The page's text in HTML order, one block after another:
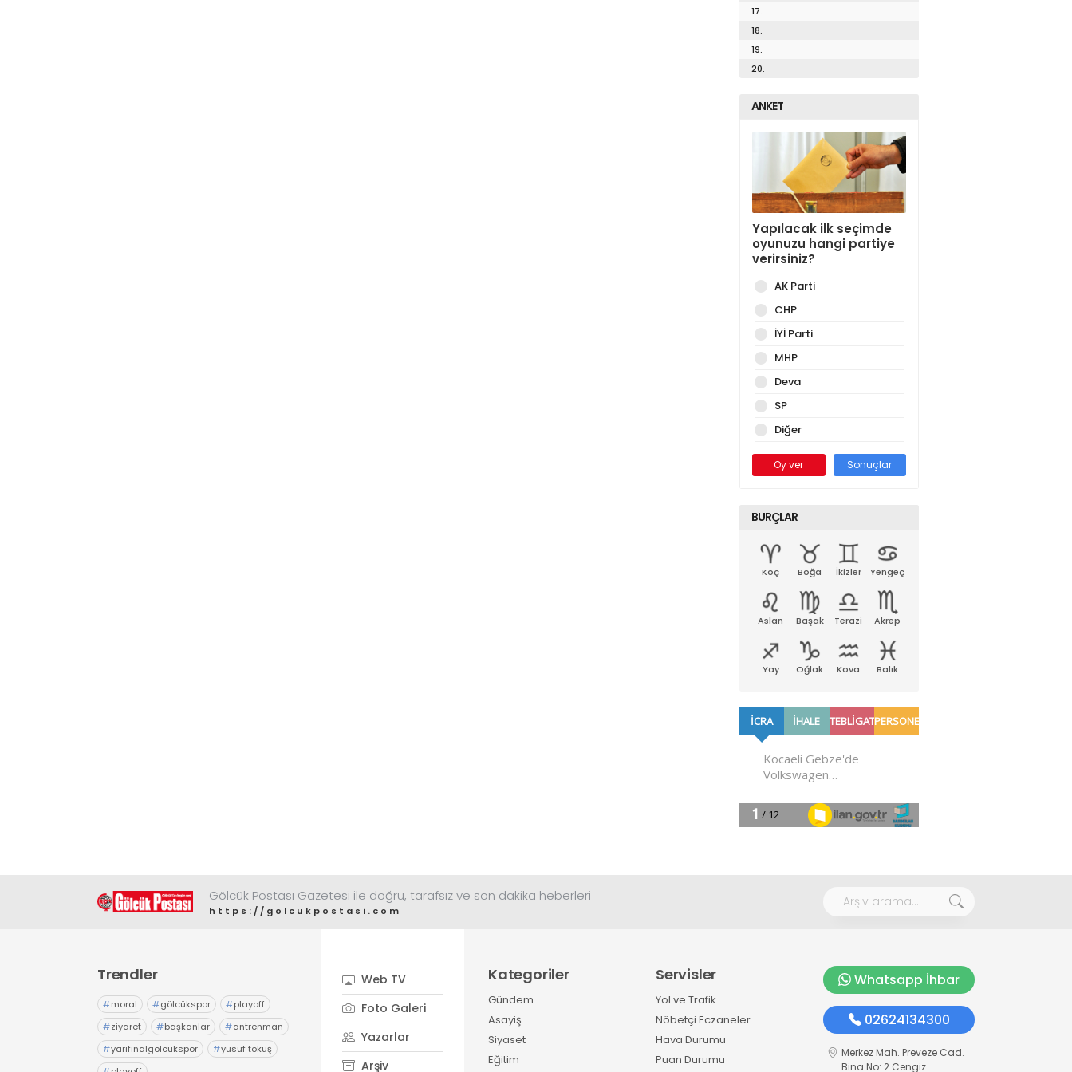
17.
18.
19.
20.
ANKET
Yapılacak ilk seçimde
oyunuzu hangi partiye
verirsiniz?
AK Parti
CHP
İYİ Parti
MHP
Deva
SP
Diğer
Oy ver Sonuçlar
BURÇLAR
Koç Boğa İkizler Yengeç
Aslan Başak Terazi Akrep
Yay Oğlak Kova Balık
Gölcük Postası Gazetesi ile doğru, tarafsız ve son dakika heberleri
https://golcukpostasi.com
Trendler
#moral #gölcükspor #playoff
#ziyaret #başkanlar #antrenman
#yarıfinalgölcükspor #yusuf tokuş
Web TV
Foto Galeri
Yazarlar
Arşiv
Kategoriler
Gündem
Asayiş
Siyaset
Eğitim
Servisler
Yol ve Trafik
Nöbetçi Eczaneler
Hava Durumu
Puan Durumu
Whatsapp İhbar
02624134300
Merkez Mah. Preveze Cad.
Bina No: 2 Cengiz